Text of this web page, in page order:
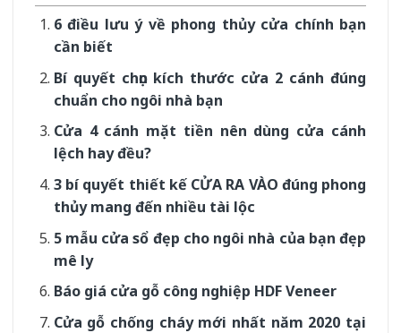
6 điều lưu ý về phong thủy cửa chính bạn
cần biết
Bí quyết chọn kích thước cửa 2 cánh đúng
chuẩn cho ngôi nhà bạn
Cửa 4 cánh mặt tiền nên dùng cửa cánh
lệch hay đều?
3 bí quyết thiết kế CỬA RA VÀO đúng phong
thủy mang đến nhiều tài lộc
5 mẫu cửa sổ đẹp cho ngôi nhà của bạn đẹp
mê ly
Báo giá cửa gỗ công nghiệp HDF Veneer
Cửa gỗ chống cháy mới nhất năm 2020 tại